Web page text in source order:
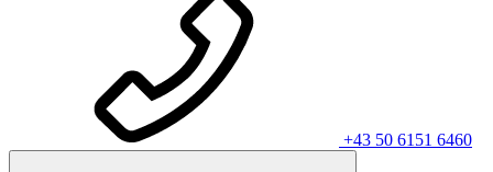
+43 50 6151 6460